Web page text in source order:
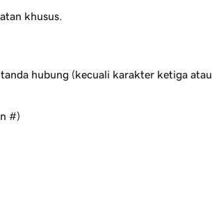
khusus.
hubung (kecuali karakter ketiga atau
#)